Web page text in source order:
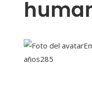
años285